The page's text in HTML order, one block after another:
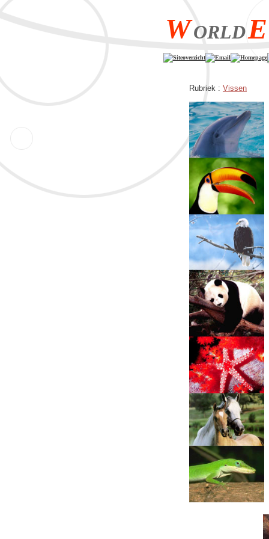
WORLDE
Siteoverzicht Email Homepage
Rubriek : Vissen